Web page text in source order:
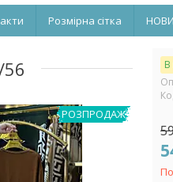
Розмірна сітка
РОЗПРОДАЖ
В